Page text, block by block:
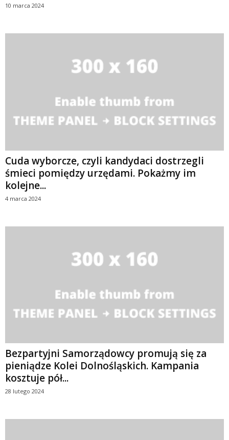
10 marca 2024
Cuda wyborcze, czyli kandydaci dostrzegli
śmieci pomiędzy urzędami. Pokażmy im
kolejne...
4 marca 2024
Bezpartyjni Samorządowcy promują się za
pieniądze Kolei Dolnośląskich. Kampania
kosztuje pół...
28 lutego 2024